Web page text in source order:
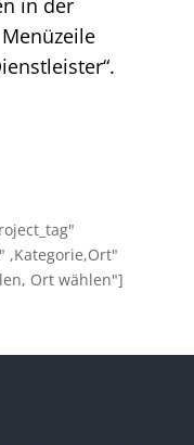
,Kategorie,Ort"
Ort wählen"]